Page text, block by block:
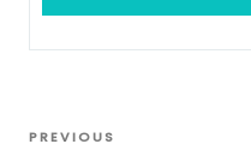
Navigace
Previous
PREVIOUS